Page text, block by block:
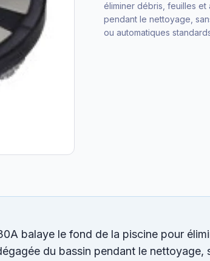
éliminer débris, feuilles
pendant le nettoyage,
ou automatiques
balaye le fond de la piscine pour
du bassin pendant le nettoyage,